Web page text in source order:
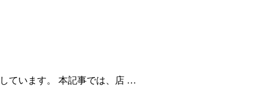
ています。 本記事では、店 …